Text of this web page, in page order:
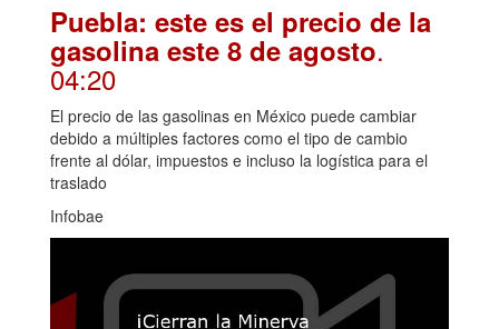
Puebla: este es el precio de la
gasolina este 8 de agosto.
04:20
El precio de las gasolinas en México puede cambiar
debido a múltiples factores como el tipo de cambio
frente al dólar, impuestos e incluso la logística para el
traslado
Infobae